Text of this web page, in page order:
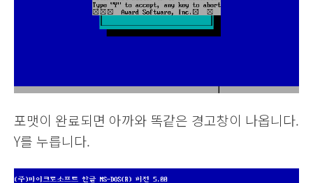
포맷이 완료되면 아까와 똑같은 경고창이 나옵니다.
Y를 누릅니다.